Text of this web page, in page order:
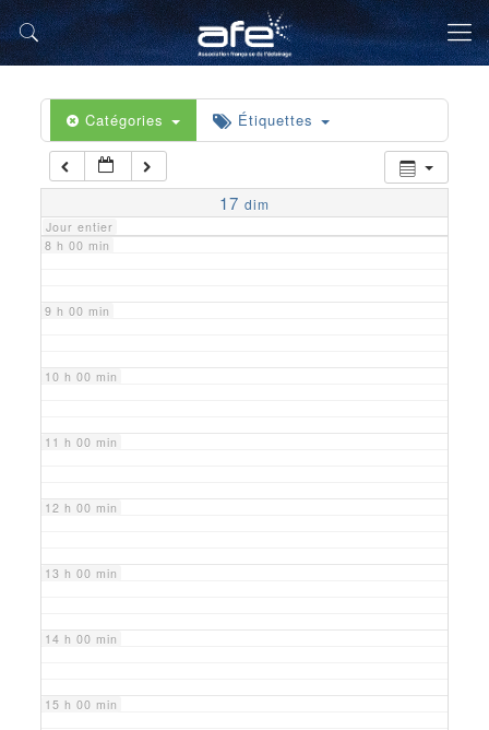
Catégories Étiquettes
17 dim
Jour entier
5 h 00 min
6 h 00 min
7 h 00 min
8 h 00 min
9 h 00 min
10 h 00 min
11 h 00 min
12 h 00 min
13 h 00 min
14 h 00 min
15 h 00 min